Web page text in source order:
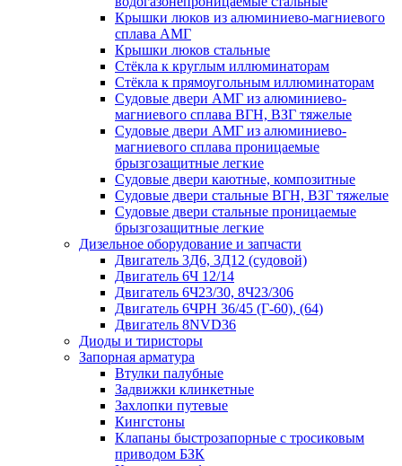
Крышки люков из алюминиево-магниевого
сплава АМГ
Крышки люков стальные
Стёкла к круглым иллюминаторам
Стёкла к прямоугольным иллюминаторам
Судовые двери АМГ из алюминиево-
магниевого сплава ВГН, ВЗГ тяжелые
Судовые двери АМГ из алюминиево-
магниевого сплава проницаемые
брызгозащитные легкие
Судовые двери каютные, композитные
Судовые двери стальные ВГН, ВЗГ тяжелые
Судовые двери стальные проницаемые
брызгозащитные легкие
Дизельное оборудование и запчасти
Двигатель 3Д6, 3Д12 (судовой)
Двигатель 6Ч 12/14
Двигатель 6Ч23/30, 8Ч23/306
Двигатель 6ЧРН 36/45 (Г-60), (64)
Двигатель 8NVD36
Диоды и тиристоры
Запорная арматура
Втулки палубные
Задвижки клинкетные
Захлопки путевые
Кингстоны
Клапаны быстрозапорные с тросиковым
приводом БЗК